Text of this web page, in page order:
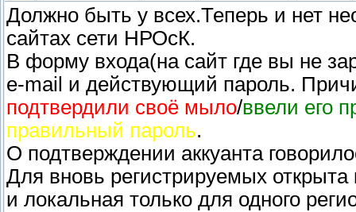
Должно быть у всех.Теперь и нет
сайтах сети НРОсК.
В форму входа(на сайт где вы не
е-mail и действующий пароль.
подтвердили своё мыло/ввели его
правильный пароль.
О подтверждении аккуанта
Для вновь регистрируемых открыта
и локальная только для одного